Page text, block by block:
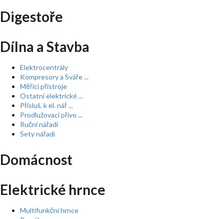
Digestoře
Dílna a Stavba
Elektrocentrály
Kompresory a Sváře ...
Měřící přístroje
Ostatní elektrické ...
Přísluš. k el. nář ...
Prodlužovací přívo ...
Ruční nářadí
Sety nářadí
Domácnost
Elektrické hrnce
Multifunkční hrnce